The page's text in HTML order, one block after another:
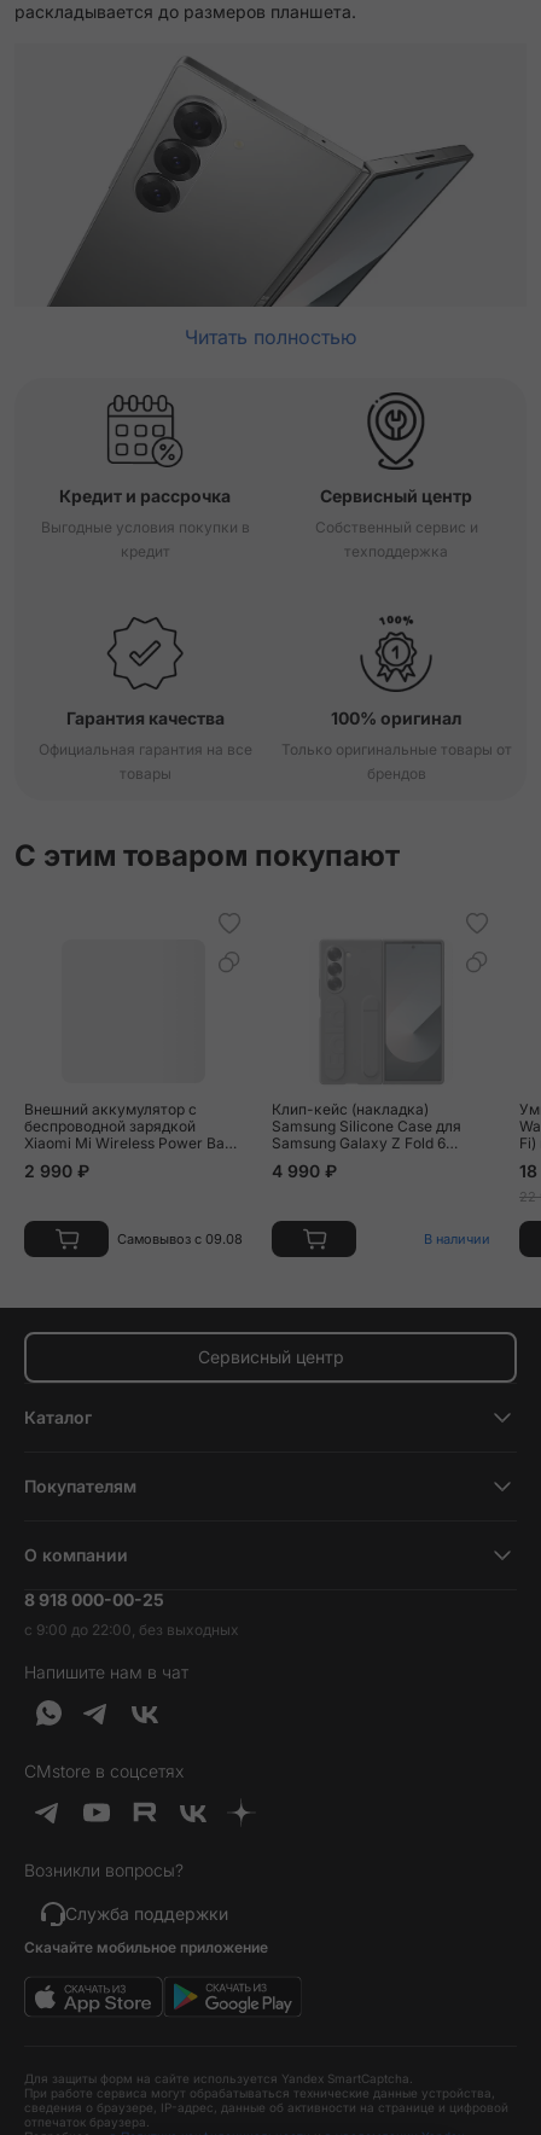
раскладывается до размеров планшета.
Читать полностью
Кредит и рассрочка
Выгодные условия покупки в
кредит
Сервисный центр
Собственный сервис и
техподдержка
Гарантия качества
Официальная гарантия на все
товары
100% оригинал
Только оригинальные товары от
брендов
С этим товаром покупают
Внешний аккумулятор с
беспроводной зарядкой
Xiaomi Mi Wireless Power Bank
2 990 ₽
Самовывоз с 09.08
Клип-кейс (накладка)
Samsung Silicone Case для
Samsung Galaxy Z Fold 6
4 990 ₽
В наличии
Fi)
22
Сервисный центр
Каталог
Планшеты
Наушники и колонки
Гаджеты
Услуги и софт
Идеи подарков
Товары дня
Выгодные комплекты
Хиты продаж
Уценка
Покупателям
Трейд-ин
Гарантия и возврат
Доставка и оплата
Кредит и рассрочка
О компании
Вакансии
Контакты
Обратная связь
О нас
8 918 000-00-25
с 9:00 до 22:00, без выходных
Напишите нам в чат
CMstore в соцсетях
Возникли вопросы?
Служба поддержки
Скачайте мобильное приложение
Для защиты форм на сайте используется Yandex SmartCaptcha.
При работе сервиса могут обрабатываться технические данные устройства,
сведения о браузере, IP-адрес, данные об активности на странице и цифровой
отпечаток браузера.